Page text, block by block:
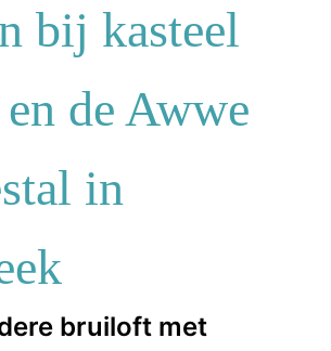
bij kasteel
de Awwe
in
bruiloft met